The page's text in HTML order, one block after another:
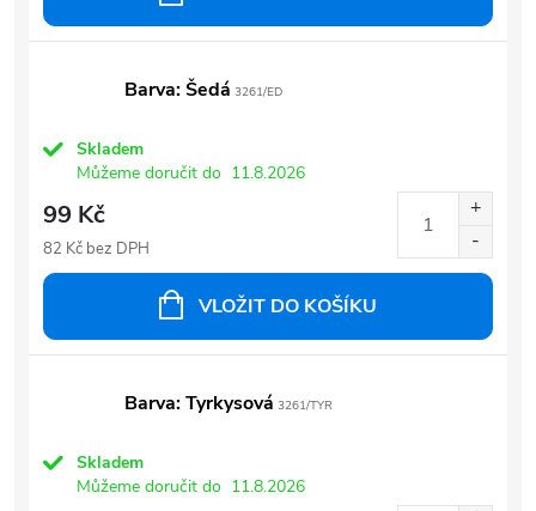
Barva: Šedá 3261/ED
Skladem
Můžeme doručit do 11.8.2026
99 Kč
82 Kč bez DPH
VLOŽIT DO KOŠÍKU
Barva: Tyrkysová 3261/TYR
Skladem
Můžeme doručit do 11.8.2026